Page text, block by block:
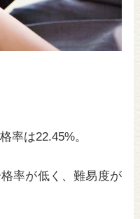
率は22.45%。
率が低く、難易度が